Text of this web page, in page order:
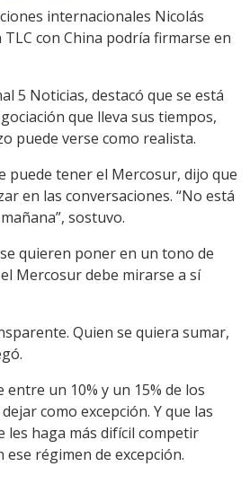
Link
internacionales Nicolás
con China podría firmarse en
5 Noticias, destacó que se está
que lleva sus tiempos,
puede verse como realista.
puede tener el Mercosur, dijo que
en las conversaciones. “No está
sostuvo.
quieren poner en un tono de
Mercosur debe mirarse a sí
Quien se quiera sumar,
un 10% y un 15% de los
como excepción. Y que las
les haga más difícil competir
régimen de excepción.